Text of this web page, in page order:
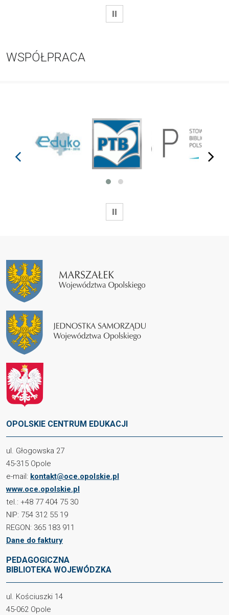
WSTRZYMAJ
WSPÓŁPRACA
prev next
WSTRZYMAJ
OPOLSKIE CENTRUM EDUKACJI
ul. Głogowska 27
45-315 Opole
e-mail: kontakt@oce.opolskie.pl
www.oce.opolskie.pl
tel.: +48 77 404 75 30
NIP: 754 312 55 19
REGON: 365 183 911
Dane do faktury
PEDAGOGICZNA
BIBLIOTEKA WOJEWÓDZKA
ul. Kościuszki 14
45-062 Opole